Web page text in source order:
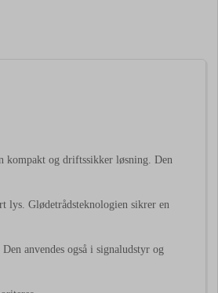
kompakt og driftssikker løsning. Den
lys. Glødetrådsteknologien sikrer en
anvendes også i signaludstyr og